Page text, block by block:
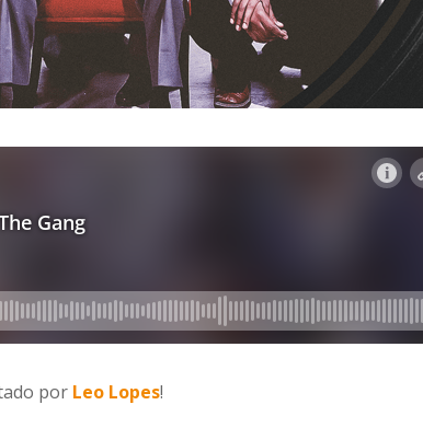
por Leo Lopes!